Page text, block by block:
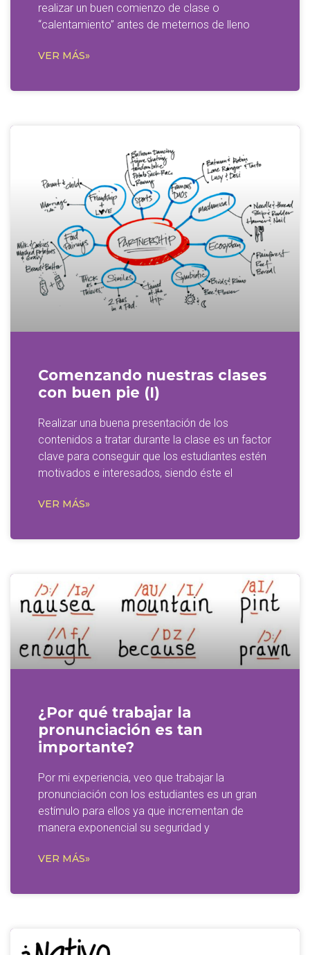
realizar un buen comienzo de clase o
“calentamiento” antes de meternos de lleno
VER MÁS»
Comenzando nuestras clases
con buen pie (I)
Realizar una buena presentación de los
contenidos a tratar durante la clase es un factor
clave para conseguir que los estudiantes estén
motivados e interesados, siendo éste el
VER MÁS»
¿Por qué trabajar la
pronunciación es tan
importante?
Por mi experiencia, veo que trabajar la
pronunciación con los estudiantes es un gran
estímulo para ellos ya que incrementan de
manera exponencial su seguridad y
VER MÁS»